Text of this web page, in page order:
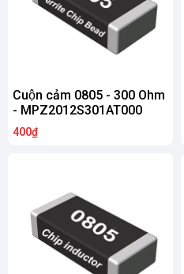
Cuộn cảm 0805 - 300 Ohm
- MPZ2012S301AT000
400₫